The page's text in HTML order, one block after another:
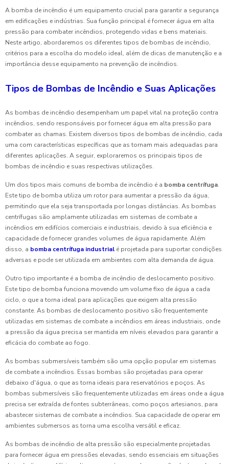
A bomba de incêndio é um equipamento crucial para garantir a segurança
em edificações e indústrias. Sua função principal é fornecer água em alta
pressão para combater incêndios, protegendo vidas e bens materiais.
Neste artigo, abordaremos os diferentes tipos de bombas de incêndio,
critérios para a escolha do modelo ideal, além de dicas de manutenção e a
importância desse equipamento na prevenção de incêndios.
Tipos de Bombas de Incêndio e Suas Aplicações
As bombas de incêndio desempenham um papel vital na proteção contra
incêndios, sendo responsáveis por fornecer água em alta pressão para
combater as chamas. Existem diversos tipos de bombas de incêndio, cada
uma com características específicas que as tornam mais adequadas para
diferentes aplicações. A seguir, exploraremos os principais tipos de
bombas de incêndio e suas respectivas utilizações.
Um dos tipos mais comuns de bomba de incêndio é a bomba centrífuga.
Este tipo de bomba utiliza um rotor para aumentar a pressão da água,
permitindo que ela seja transportada por longas distâncias. As bombas
centrífugas são amplamente utilizadas em sistemas de combate a
incêndios em edifícios comerciais e industriais, devido à sua eficiência e
capacidade de fornecer grandes volumes de água rapidamente. Além
disso, a bomba centrífuga industrial é projetada para suportar condições
adversas e pode ser utilizada em ambientes com alta demanda de água.
Outro tipo importante é a bomba de incêndio de deslocamento positivo.
Este tipo de bomba funciona movendo um volume fixo de água a cada
ciclo, o que a torna ideal para aplicações que exigem alta pressão
constante. As bombas de deslocamento positivo são frequentemente
utilizadas em sistemas de combate a incêndios em áreas industriais, onde
a pressão da água precisa ser mantida em níveis elevados para garantir a
eficácia do combate ao fogo.
As bombas submersíveis também são uma opção popular em sistemas
de combate a incêndios. Essas bombas são projetadas para operar
debaixo d'água, o que as torna ideais para reservatórios e poços. As
bombas submersíveis são frequentemente utilizadas em áreas onde a água
precisa ser extraída de fontes subterrâneas, como poços artesianos, para
abastecer sistemas de combate a incêndios. Sua capacidade de operar em
ambientes submersos as torna uma escolha versátil e eficaz.
As bombas de incêndio de alta pressão são especialmente projetadas
para fornecer água em pressões elevadas, sendo essenciais em situações